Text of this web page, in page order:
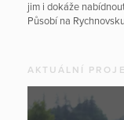
jim i dokáže
Působí na
AKTUÁLNÍ